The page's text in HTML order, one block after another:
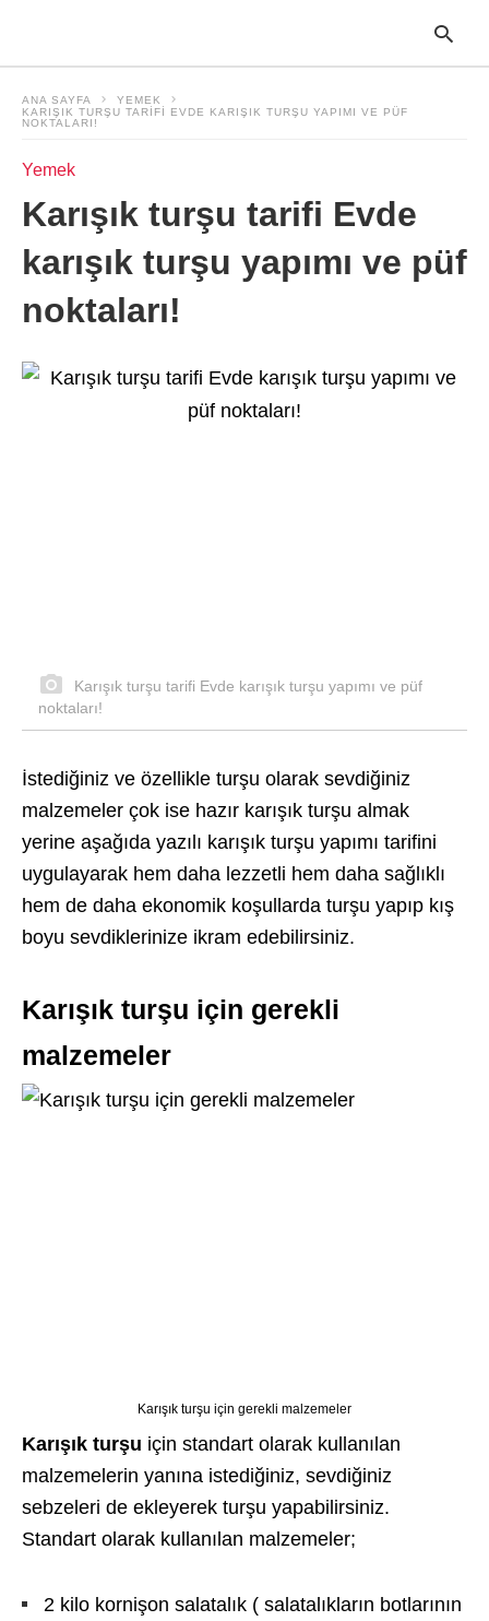
ANA SAYFA
YEMEK
KARIŞIK TURŞU TARIFI EVDE KARIŞIK TURŞU YAPIMI VE PÜF
NOKTALARI!
Yemek
Karışık turşu tarifi Evde
karışık turşu yapımı ve püf
noktaları!
Karışık turşu tarifi Evde karışık turşu yapımı ve püf
noktaları!
İstediğiniz ve özellikle turşu olarak sevdiğiniz
malzemeler çok ise hazır karışık turşu almak
yerine aşağıda yazılı karışık turşu yapımı tarifini
uygulayarak hem daha lezzetli hem daha sağlıklı
hem de daha ekonomik koşullarda turşu yapıp kış
boyu sevdiklerinize ikram edebilirsiniz.
Karışık turşu için gerekli
malzemeler
Karışık turşu için gerekli malzemeler
Karışık turşu için standart olarak kullanılan
malzemelerin yanına istediğiniz, sevdiğiniz
sebzeleri de ekleyerek turşu yapabilirsiniz.
Standart olarak kullanılan malzemeler;
2 kilo kornişon salatalık ( salatalıkların botlarının